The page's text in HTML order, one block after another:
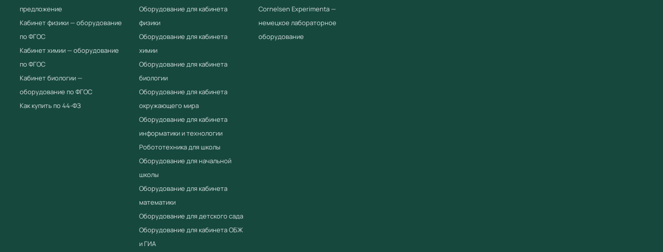
предложение
Кабинет физики — оборудование
по ФГОС
Кабинет химии — оборудование
по ФГОС
Кабинет биологии —
оборудование по ФГОС
Как купить по 44-ФЗ
Оборудование для кабинета
физики
Оборудование для кабинета
химии
Оборудование для кабинета
биологии
Оборудование для кабинета
окружающего мира
Оборудование для кабинета
информатики и технологии
Робототехника для школы
Оборудование для начальной
школы
Оборудование для кабинета
математики
Оборудование для детского сада
Оборудование для кабинета ОБЖ
и ГИА
Cornelsen Experimenta —
немецкое лабораторное
оборудование